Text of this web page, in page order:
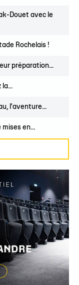
Douet avec le
Rochelais !
préparation...
la...
l'aventure...
en...